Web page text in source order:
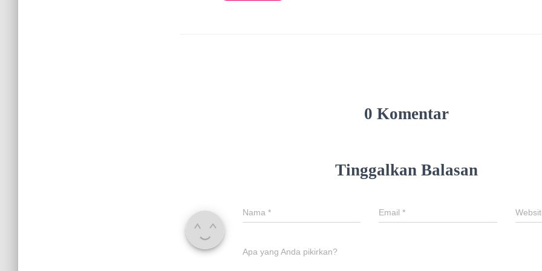
0 Komentar
Tinggalkan Balasan
Nama * Email*
Apa yang Anda pikirkan?